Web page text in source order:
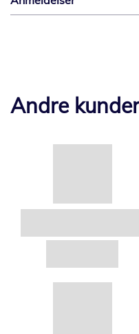
Andre